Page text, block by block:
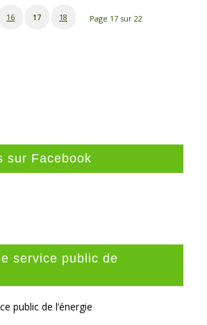
Page 17 sur 22
16 17 18
sur Facebook
service public de
public de l’énergie